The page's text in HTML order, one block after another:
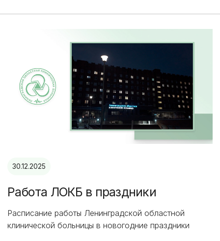
30.12.2025
Работа ЛОКБ в праздники
Расписание работы Ленинградской областной
клинической больницы в новогодние праздники